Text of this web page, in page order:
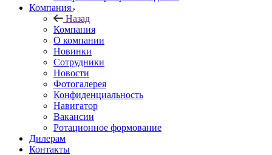
Компания
Назад
Компания
О компании
Новинки
Сотрудники
Новости
Фотогалерея
Конфиденциальность
Навигатор
Вакансии
Ротационное формование
Дилерам
Контакты